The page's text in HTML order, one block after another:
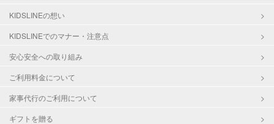
KIDSLINEの想い
KIDSLINEでのマナー・注意点
安心安全への取り組み
ご利用料金について
家事代行のご利用について
ギフトを贈る